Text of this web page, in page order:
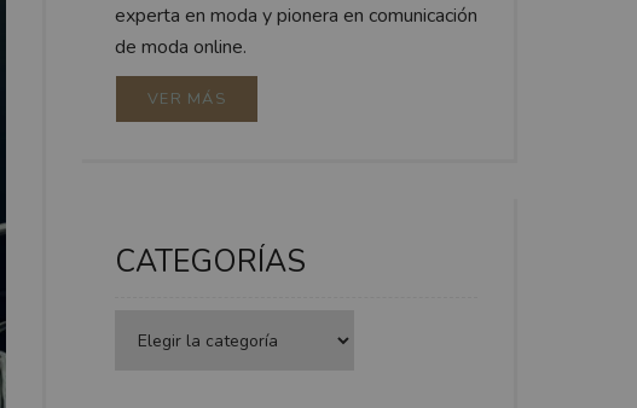
experta en moda y pionera en comunicación
de moda online.
VER MÁS
CATEGORÍAS